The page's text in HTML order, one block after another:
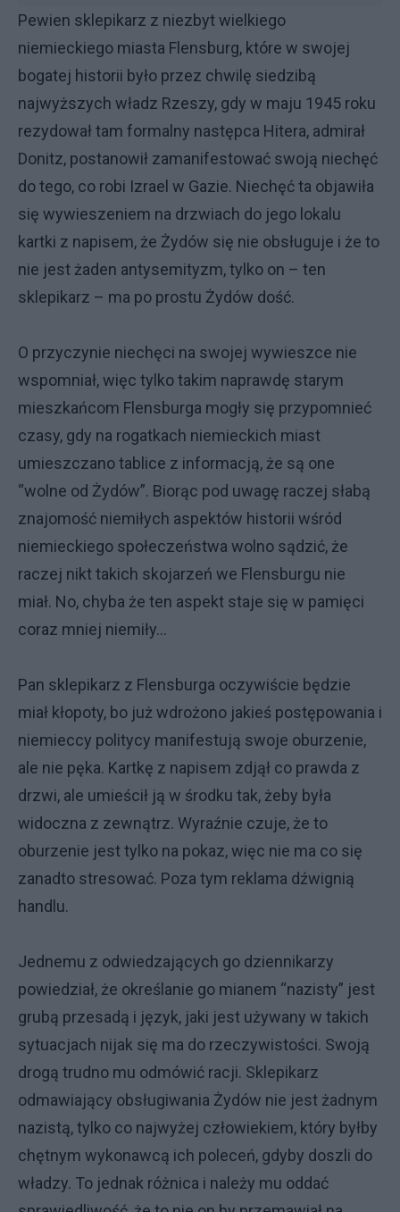
Pewien sklepikarz z niezbyt wielkiego
niemieckiego miasta Flensburg, które w swojej
bogatej historii było przez chwilę siedzibą
najwyższych władz Rzeszy, gdy w maju 1945 roku
rezydował tam formalny następca Hitera, admirał
Donitz, postanowił zamanifestować swoją niechęć
do tego, co robi Izrael w Gazie. Niechęć ta objawiła
się wywieszeniem na drzwiach do jego lokalu
kartki z napisem, że Żydów się nie obsługuje i że to
nie jest żaden antysemityzm, tylko on – ten
sklepikarz – ma po prostu Żydów dość.
O przyczynie niechęci na swojej wywieszce nie
wspomniał, więc tylko takim naprawdę starym
mieszkańcom Flensburga mogły się przypomnieć
czasy, gdy na rogatkach niemieckich miast
umieszczano tablice z informacją, że są one
“wolne od Żydów”. Biorąc pod uwagę raczej słabą
znajomość niemiłych aspektów historii wśród
niemieckiego społeczeństwa wolno sądzić, że
raczej nikt takich skojarzeń we Flensburgu nie
miał. No, chyba że ten aspekt staje się w pamięci
coraz mniej niemiły...
Pan sklepikarz z Flensburga oczywiście będzie
miał kłopoty, bo już wdrożono jakieś postępowania i
niemieccy politycy manifestują swoje oburzenie,
ale nie pęka. Kartkę z napisem zdjął co prawda z
drzwi, ale umieścił ją w środku tak, żeby była
widoczna z zewnątrz. Wyraźnie czuje, że to
oburzenie jest tylko na pokaz, więc nie ma co się
zanadto stresować. Poza tym reklama dźwignią
handlu.
Jednemu z odwiedzających go dziennikarzy
powiedział, że określanie go mianem “nazisty” jest
grubą przesadą i język, jaki jest używany w takich
sytuacjach nijak się ma do rzeczywistości. Swoją
drogą trudno mu odmówić racji. Sklepikarz
odmawiający obsługiwania Żydów nie jest żadnym
nazistą, tylko co najwyżej człowiekiem, który byłby
chętnym wykonawcą ich poleceń, gdyby doszli do
władzy. To jednak różnica i należy mu oddać